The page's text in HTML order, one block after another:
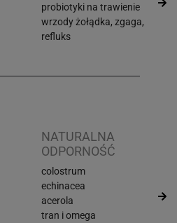
probiotyki na trawienie
wrzody żołądka, zgaga,
refluks
NATURALNA
ODPORNOŚĆ
colostrum
echinacea
acerola
tran i omega